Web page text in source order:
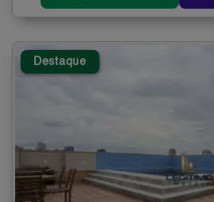
Destaque